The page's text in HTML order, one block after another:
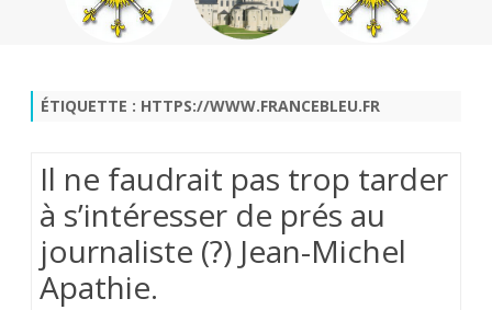
ÉTIQUETTE : HTTPS://WWW.FRANCEBLEU.FR
Il ne faudrait pas trop tarder
à s’intéresser de prés au
journaliste (?) Jean-Michel
Apathie.